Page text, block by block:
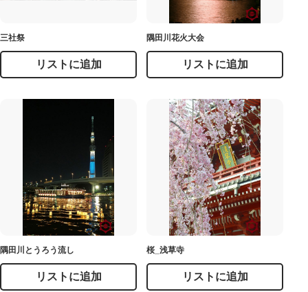
三社祭
リストに追加
隅田川花火大会
リストに追加
隅田川とうろう流し
リストに追加
桜_浅草寺
リストに追加